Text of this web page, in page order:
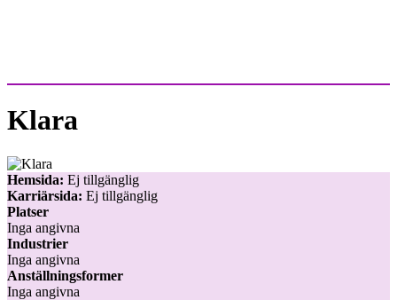
Klara
Hemsida: Ej tillgänglig
Karriärsida: Ej tillgänglig
Platser
Inga angivna
Industrier
Inga angivna
Anställningsformer
Inga angivna